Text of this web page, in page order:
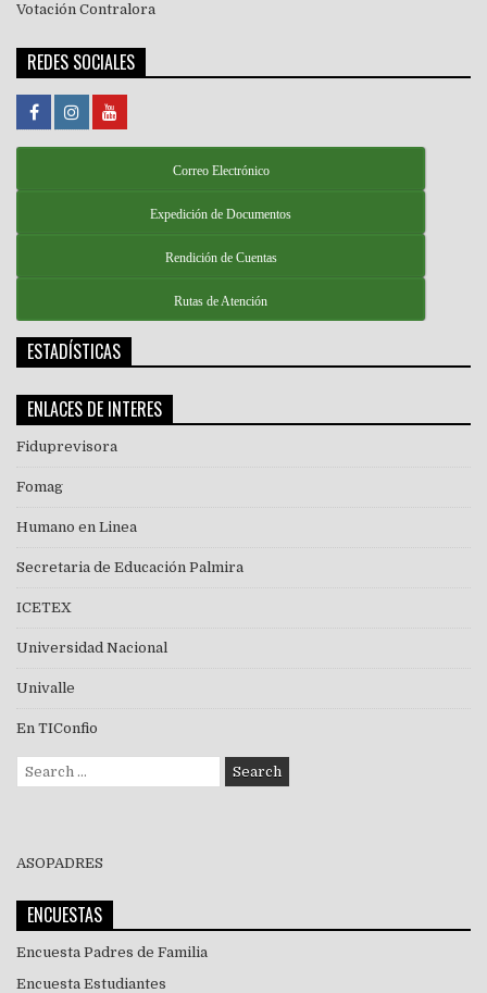
Votación Contralora
REDES SOCIALES
Correo Electrónico
Expedición de Documentos
Rendición de Cuentas
Rutas de Atención
ESTADÍSTICAS
ENLACES DE INTERES
Fiduprevisora
Fomag
Humano en Linea
Secretaria de Educación Palmira
ICETEX
Universidad Nacional
Univalle
En TIConfio
Search
for:
ASOPADRES
ENCUESTAS
Encuesta Padres de Familia
Encuesta Estudiantes